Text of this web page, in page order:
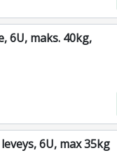
6U, maks. 40kg,
6U, max 35kg